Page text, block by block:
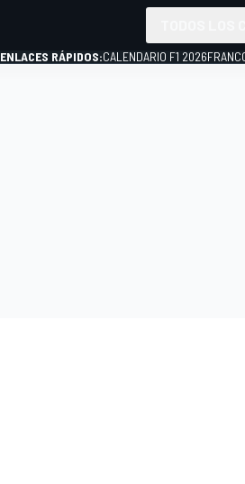
ENLACES RÁPIDOS:CALENDARIO F1 2026